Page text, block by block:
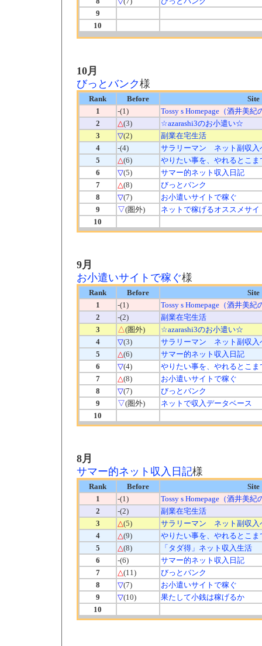
9
10
10月
びっとバンク様
Rank Before
Site
1
-(1)
Tossy s Homepage（酒井美紀
2
△(3)
☆azarashi3のお小遣い☆
3
▽(2)
副業在宅生活
4
-(4)
サラリーマン ネット副収入
5
△(6)
やりたい事を、やれるとこま
6
▽(5)
サマー的ネット収入日記
7
△(8)
びっとバンク
8
▽(7)
お小遣いサイトで稼ぐ
9
▽(圏外)
ネットで稼げるオススメサイ
10
9月
お小遣いサイトで稼ぐ様
Rank Before
Site
1
-(1)
Tossy s Homepage（酒井美紀
2
-(2)
副業在宅生活
3
△(圏外)
☆azarashi3のお小遣い☆
4
▽(3)
サラリーマン ネット副収入
5
△(6)
サマー的ネット収入日記
6
▽(4)
やりたい事を、やれるとこま
7
△(8)
お小遣いサイトで稼ぐ
8
▽(7)
びっとバンク
9
▽(圏外)
ネットで収入データベース
10
8月
サマー的ネット収入日記様
Rank Before
Site
1
-(1)
Tossy s Homepage（酒井美紀
2
-(2)
副業在宅生活
3
△(5)
サラリーマン ネット副収入
4
△(9)
やりたい事を、やれるとこま
5
△(8)
「タダ得」ネット収入生活
6
-(6)
サマー的ネット収入日記
7
△(11)
びっとバンク
8
▽(7)
お小遣いサイトで稼ぐ
9
▽(10)
果たして小銭は稼げるか
10